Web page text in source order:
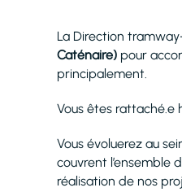
La Direction
Caténaire) pour
principalement.
Vous êtes rattaché.e
Vous évoluerez au
couvrent l’ensemble
réalisation de nos